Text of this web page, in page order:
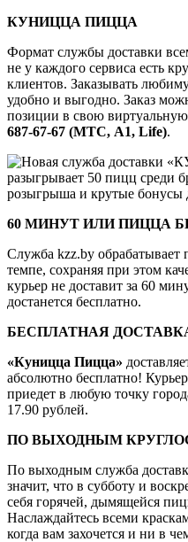
КУНИЦЦА ПИЦЦА
Формат службы доставки
не у каждого сервиса есть
клиентов. Заказывать
удобно и выгодно. Заказ
позиции в свою
687-67-67 (МТС, А1, Life).
60 МИНУТ ИЛИ ПИЦЦА
Служба kzz.by обрабатывает
темпе, сохраняя при этом
курьер не доставит за 60
достанется бесплатно.
БЕСПЛАТНАЯ
«Куницца Пицца»
абсолютно бесплатно!
приедет в любую точку
17.90 рублей.
ПО ВЫХОДНЫМ
По выходным служба
значит, что в субботу и
себя горячей, дымящейся
Наслаждайтесь всеми
когда вам захочется и ни в